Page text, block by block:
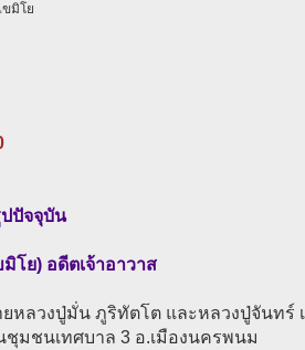
ขมิโย
ปัจจุบัน
โย) อดีตเจ้าอาวาส
หลวงปู่มั่น ภูริทัตโต และหลวงปู่จันทร์
ชุมชนเทศบาล 3 อ.เมืองนครพนม